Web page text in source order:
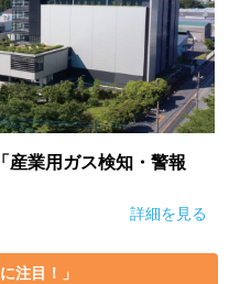
産業用ガス検知・警報
詳細を見る
注目！」